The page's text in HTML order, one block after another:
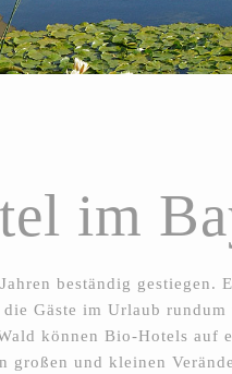
im
beständig
Gäste im Urlaub
können Bio-Hotels
großen und kleinen